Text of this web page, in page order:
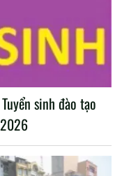
sinh đào tạo